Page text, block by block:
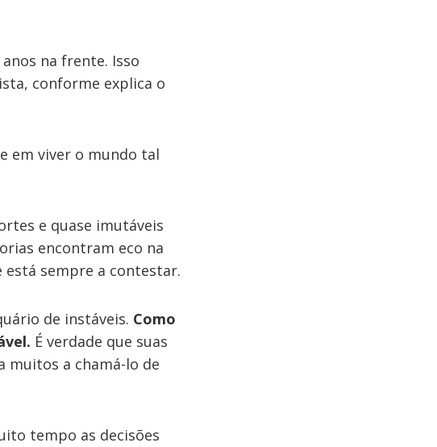
na frente. Isso
conforme explica o
em viver o mundo tal
e quase imutáveis
encontram eco na
sempre a contestar.
de instáveis. Como
É verdade que suas
muitos a chamá-lo de
tempo as decisões